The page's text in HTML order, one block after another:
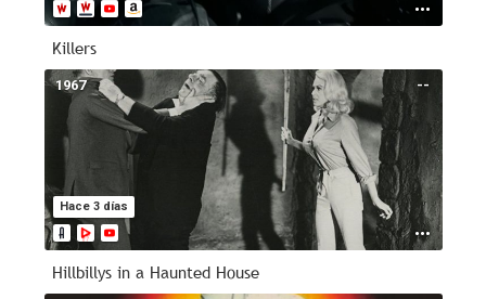
Killers
--
Hace 3 días
1967
Hillbillys in a Haunted House